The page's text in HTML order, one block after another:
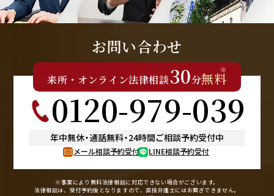
お問い合わせ
来所 ・ オンライン法律相談30分無料
※
0120-979-039
年中無休・通話無料・24時間ご相談予約受付中
メール相談予約受付 LINE相談予約受付
※事案により無料法律相談に対応できない場合がございます。
法律相談は、受付予約後となりますので、 直接弁護士にはお繋ぎできません。